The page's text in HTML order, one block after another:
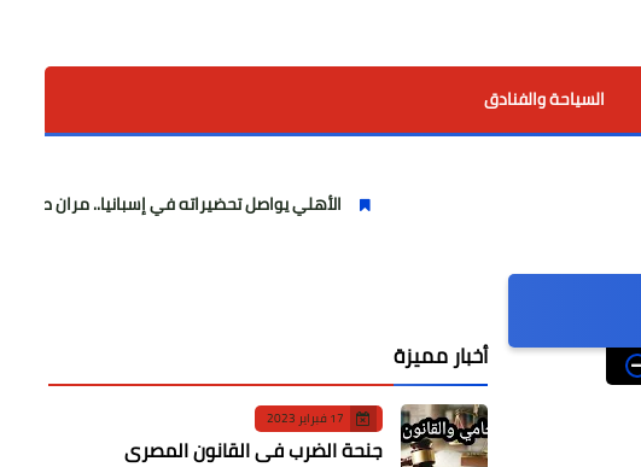
السياحة والفنادق
الأهلي يواصل تحضيراته في إسبانيا.. مران صباحي قوي
أخبار مميزة
17 فبراير 2023
جنحة الضرب في القانون المصري